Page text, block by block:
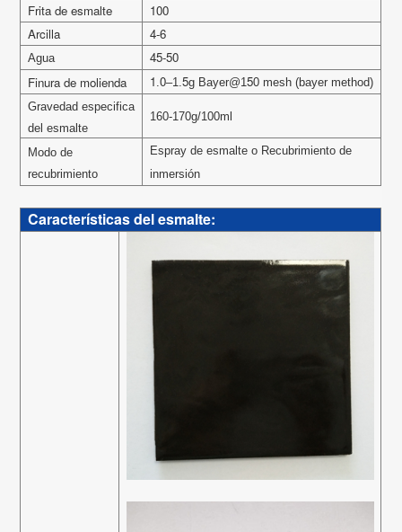
Frita de esmalte
100
Arcilla
4-6
Agua
45-50
Finura de molienda
1 0–1. 5g Bayer@150 mesh (bayer method)
Gravedad especifica
del esmalte
160-170g/100ml
Modo de
recubrimiento
Espray de esmalte o Recubrimiento de
inmersión
Características del esmalte: